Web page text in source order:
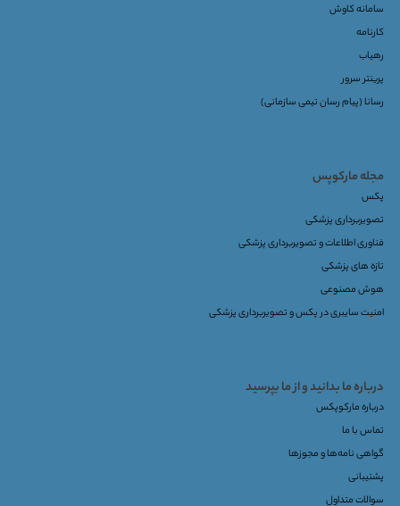
سامانه کاوش
کارنامه
رهیاب
پرینتر سرور
رسانا (پیام رسان تیمی سازمانی)
مجله مارکوپس
پکس
تصویربرداری پزشکی
فناوری اطلاعات و تصویربرداری پزشکی
تازه های پزشکی
هوش مصنوعی
امنیت سایبری در پکس و تصویربرداری پزشکی
درباره ما بدانید و از ما بپرسید
درباره مارکوپکس
تماس با ما
گواهی نامه‌ها و مجوزها
پشتیبانی
سوالات متداول